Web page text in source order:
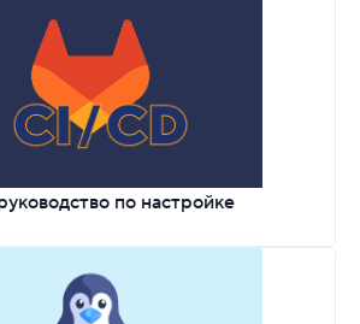
по настройке